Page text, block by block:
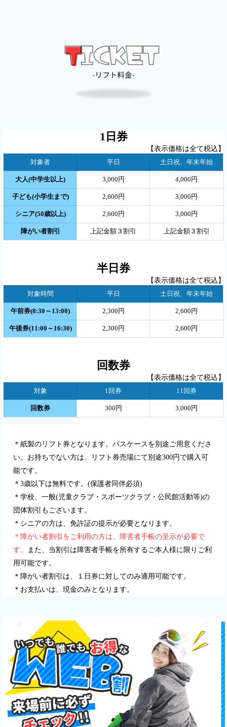
1日券
【表示価格は全て税込】
対象者 平日 土日祝、年末年始
大人(中学生以上) 3,000円 4,000円
子ども(小学生まで) 2,600円 3,000円
シニア(50歳以上) 2,600円 3,000円
障がい者割引 上記金額３割引 上記金額３割引
半日券
【表示価格は全て税込】
対象時間 平日 土日祝、年末年始
午前券(8:30～13:00) 2,300円 2,600円
午後券(11:00～16:30) 2,300円 2,600円
回数券
【表示価格は全て税込】
対象 1回券 11回券
回数券 300円 3,000円
＊紙製のリフト券となります。パスケースを別途ご用意くださ
い。お持ちでない方は、リフト券売場にて別途300円で購入可
能です。
＊3歳以下は無料です。(保護者同伴必須)
＊学校、一般(児童クラブ・スポーツクラブ・公民館活動等)の
団体割引もございます。
＊シニアの方は、免許証の提示が必要となります。
＊障がい者割引をご利用の方は、障害者手帳の呈示が必要で
す。
また、当割引は障害者手帳を所有するご本人様に限りご利
用可能です。
＊障がい者割引は、１日券に対してのみ適用可能です。
＊お支払いは、現金のみとなります。